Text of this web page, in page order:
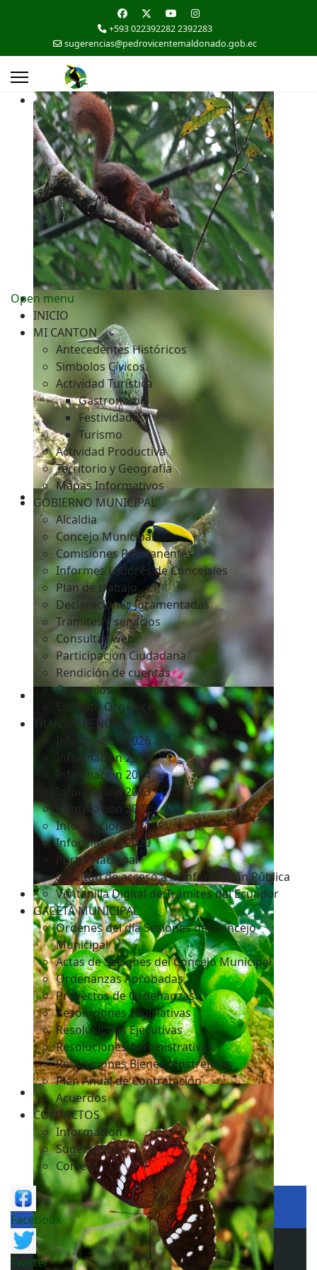
+593 022392282 2392283
sugerencias@pedrovicentemaldonado.gob.ec
Open menu
INICIO
MI CANTON
Antecedentes Históricos
Simbolos Cívicos
Actividad Turística
Gastronomía
Festividades
Turismo
Actividad Productiva
Territorio y Geografía
Mapas Informativos
GOBIERNO MUNICIPAL
Alcaldia
Concejo Municipal
Comisiones Permanentes
Informes Labores de Concejales
Plan de trabajo
Declaraciones Juramentadas
Tramites y servicios
Consultas web
Participación Ciudadana
Rendición de cuentas
Convenios
Estatuto Orgánico
TRANSPARENCIA
Informacion 2026
Informacion 2025
Informacion 2024
Información 2023
Información 2022
Información 2021
Información 2020
Portal Nacional
Solicitud de acceso a la Información Pública
Ventanilla Digital de Trámites del Ecuador
GACETA MUNICIPAL
Ordenes del día Sesiones del Concejo
Municipal
Actas de Sesiones del Concejo Municipal
Ordenanzas Aprobadas
Proyectos de Ordenanzas
Resoluciones Legislativas
Resoluciones Ejecutivas
Resoluciones Administrativas
Resoluciones Bienes Mostrencos
Plan Anual de Contratación
Acuerdos
CONTACTOS
Información
Sugerencias
Correos
Facebook
Twitter